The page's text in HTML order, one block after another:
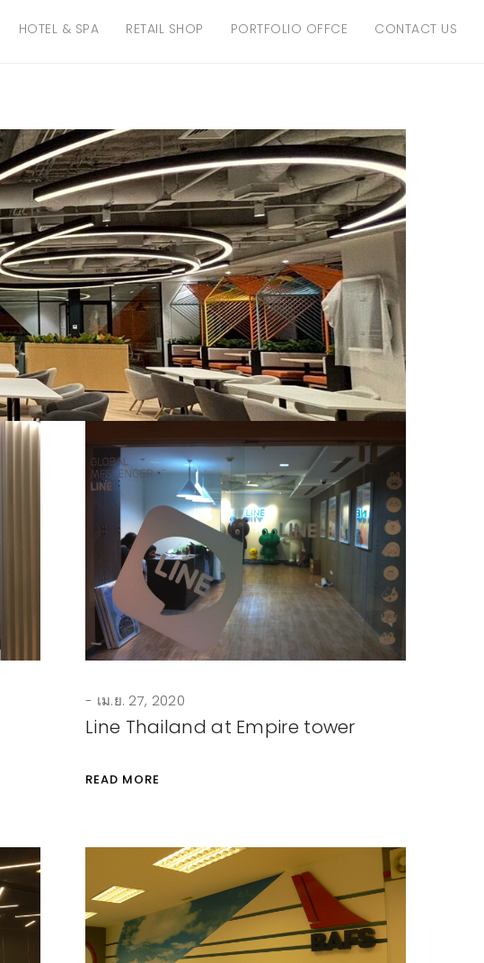
HOTEL & SPA RETAIL SHOP PORTFOLIO OFFCE CONTACT US
เม.ย. 27, 2020
Line Thailand at Empire tower
READ MORE